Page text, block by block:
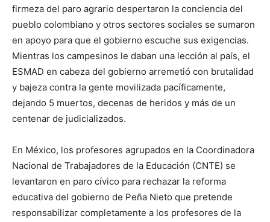
firmeza del paro agrario despertaron la conciencia del
pueblo colombiano y otros sectores sociales se sumaron
en apoyo para que el gobierno escuche sus exigencias.
Mientras los campesinos le daban una lección al país, el
ESMAD en cabeza del gobierno arremetió con brutalidad
y bajeza contra la gente movilizada pacíficamente,
dejando 5 muertos, decenas de heridos y más de un
centenar de judicializados.
En México, los profesores agrupados en la Coordinadora
Nacional de Trabajadores de la Educación (CNTE) se
levantaron en paro cívico para rechazar la reforma
educativa del gobierno de Peña Nieto que pretende
responsabilizar completamente a los profesores de la